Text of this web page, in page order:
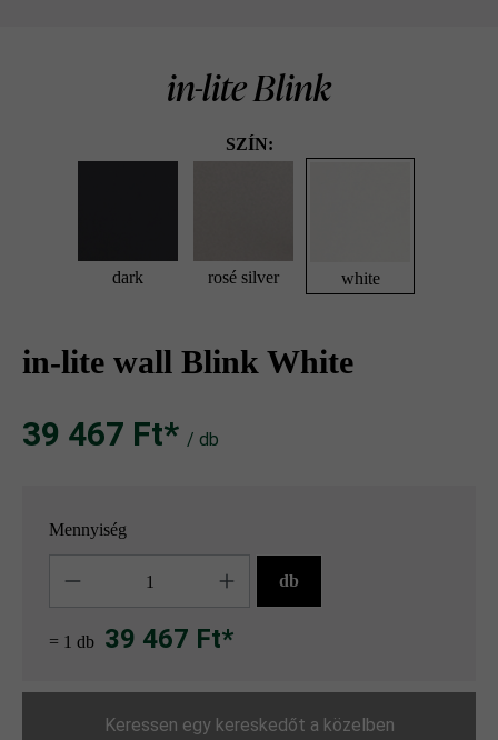
in-lite Blink
SZÍN:
dark rosé silver white
in-lite wall Blink White
39 467 Ft‎‎‎* / db
Mennyiség
db
= 1 db 39 467 Ft*
Keressen egy kereskedőt a közelben